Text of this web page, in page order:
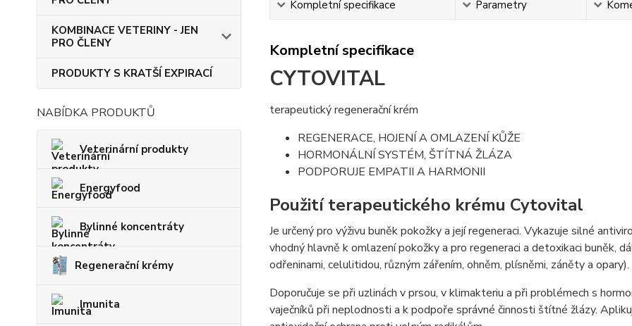
KOMBINACE VETERINY - JEN
PRO ČLENY
PRODUKTY S KRATŠÍ EXPIRACÍ
NABÍDKA PRODUKTŮ
Veterinární produkty
Energyfood
Bylinné koncentráty
Regenerační krémy
Imunita
Kompletní specifikace Parametry
Kompletní specifikace
CYTOVITAL
terapeutický regenerační krém
REGENERACE, HOJENÍ A OMLAZENÍ KŮŽE
HORMONÁLNÍ SYSTÉM, ŠTÍTNÁ ŽLÁZA
PODPORUJE EMPATII A HARMONII
Použití terapeutického krému Cytovital
Je určený pro výživu buněk pokožky a její regeneraci. Vykazuje silné
vhodný hlavně k omlazení pokožky a pro regeneraci a detoxikaci buněk,
odřeninami, celulitidou, různým zářením, ohněm, plísněmi, záněty a opary).
Doporučuje se při uzlinách v prsou, v klimakteriu a při problémech s
vaječníků při neplodnosti a k podpoře správné činnosti štítné žlázy.